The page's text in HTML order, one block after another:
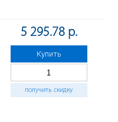
5 295.78 р.
Купить
получить скидку